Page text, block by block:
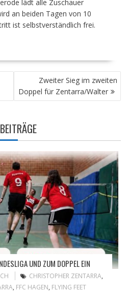
lädt alle Zuschauer
an beiden Tagen von 10
ist selbstverständlich frei.
Zweiter Sieg im zweiten
Doppel für Zentarra/Walter
UND ZUM DOPPEL EIN
CHRISTOPHER ZENTARRA,
, FFC HAGEN, FLYING FEET